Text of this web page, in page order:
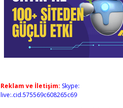
Reklam ve İletişim: Skype:
live:.cid.575569c608265c69